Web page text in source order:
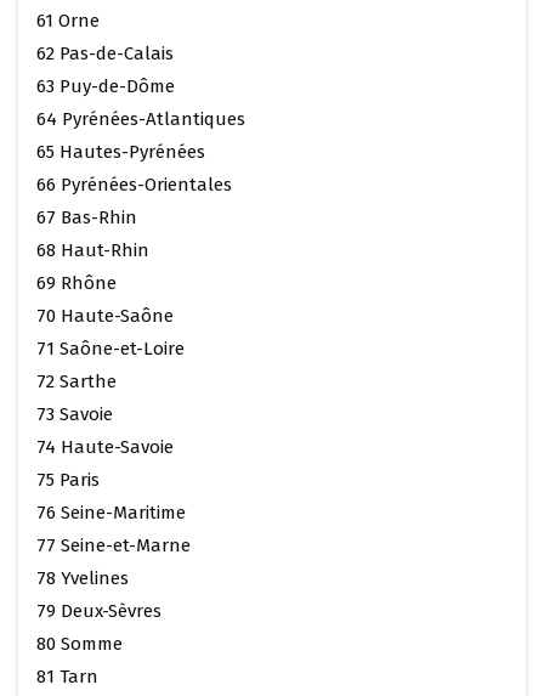
61 Orne
62 Pas-de-Calais
63 Puy-de-Dôme
64 Pyrénées-Atlantiques
65 Hautes-Pyrénées
66 Pyrénées-Orientales
67 Bas-Rhin
68 Haut-Rhin
69 Rhône
70 Haute-Saône
71 Saône-et-Loire
72 Sarthe
73 Savoie
74 Haute-Savoie
75 Paris
76 Seine-Maritime
77 Seine-et-Marne
78 Yvelines
79 Deux-Sèvres
80 Somme
81 Tarn